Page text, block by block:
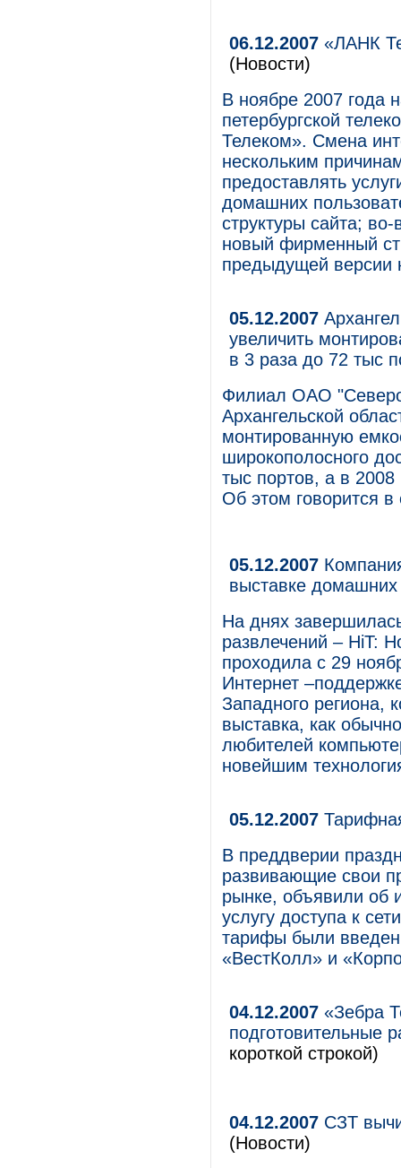
06.12.2007 «ЛАНК
(Новости)
В ноябре 2007 года
петербургской
Телеком». Смена
нескольким
предоставлять
домашних
структуры сайта;
новый фирменный
предыдущей версии
05.12.2007
увеличить
в 3 раза до 72 тыс
Филиал ОАО
Архангельской
монтированную
широкополосного
тыс портов, а в
Об этом говорится
05.12.2007
выставке домашних
На днях
развлечений – HiT:
проходила с 29
Интернет
Западного региона,
выставка, как
любителей
новейшим
05.12.2007
В преддверии
развивающие свои
рынке, объявили об
услугу доступа к
тарифы были
«ВестКолл» и
04.12.2007 «Зебра
подготовительные
короткой строкой)
04.12.2007 СЗТ
(Новости)